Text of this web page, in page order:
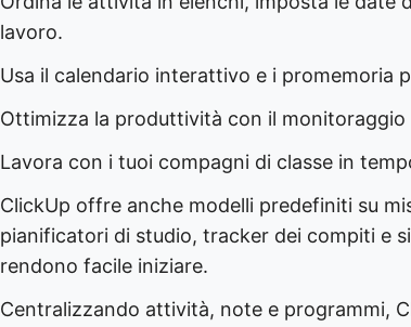
lavoro.
Usa il calendario interattivo e i promemoria
Ottimizza la produttività con il
Lavora con i tuoi compagni di classe in
ClickUp offre anche modelli predefiniti su
pianificatori di studio, tracker dei compiti e
rendono facile iniziare.
Centralizzando attività, note e programmi,